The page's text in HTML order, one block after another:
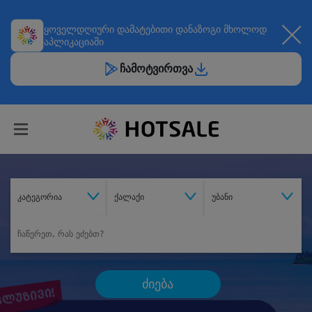
ყოველდღიური დამატებითი დანაზოგი მხოლოდ
აპლიკაციაში
ჩამოტვირთვა
კატეგორია ქალაქი უბანი
ძიება